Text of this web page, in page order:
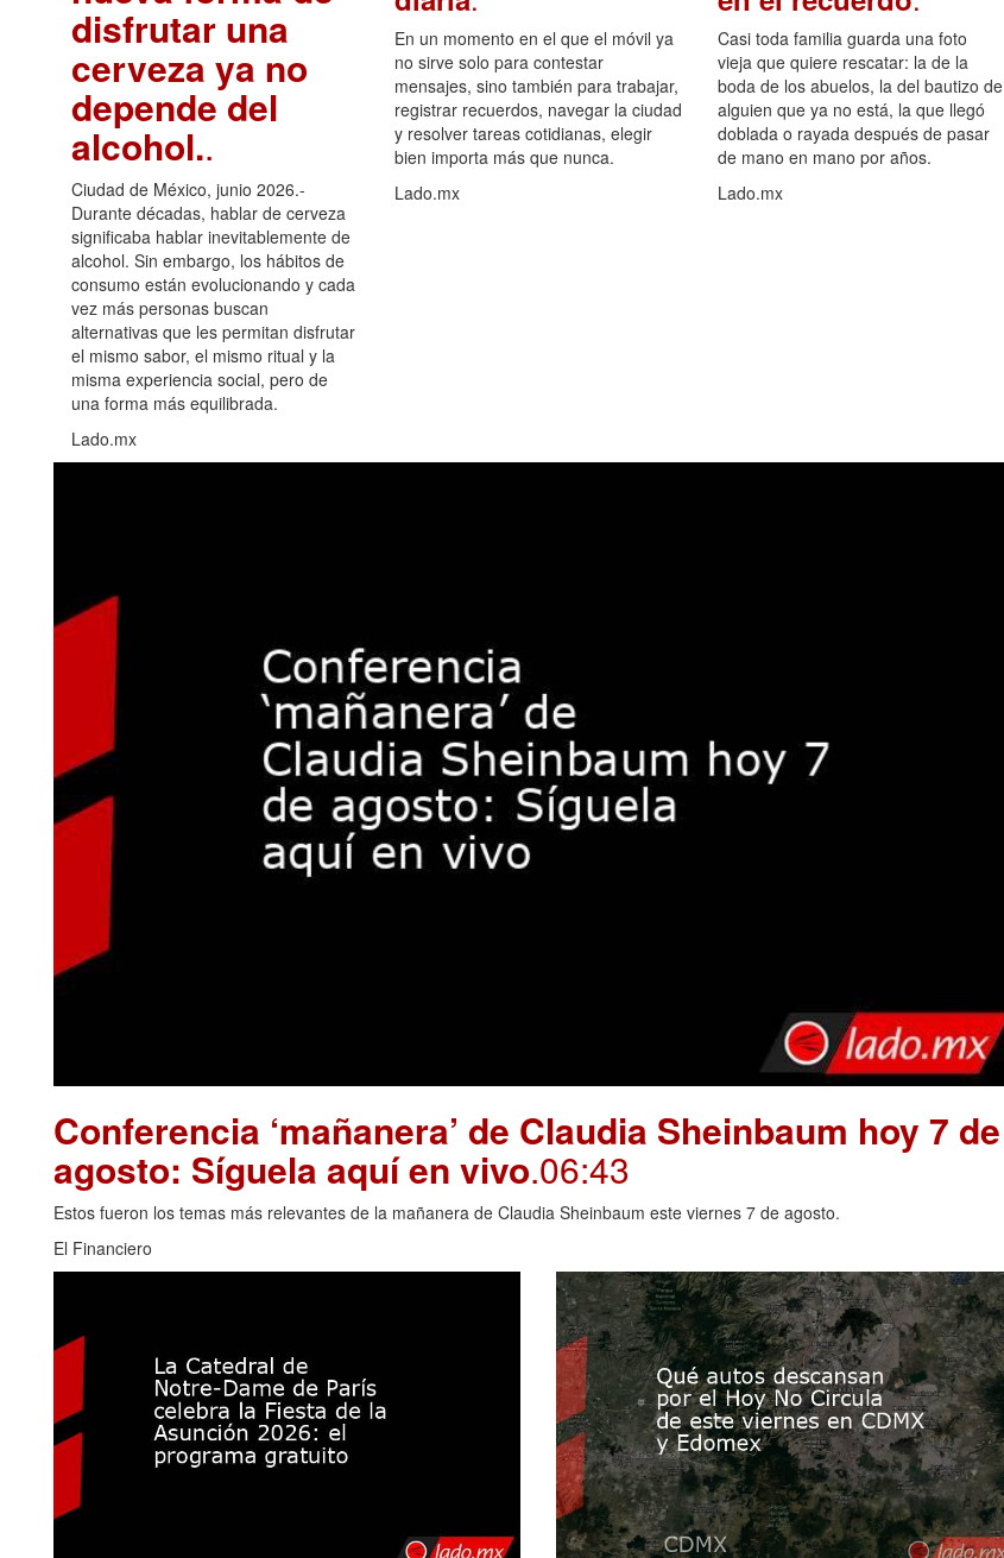
disfrutar una
cerveza ya no
depende del
alcohol..
Ciudad de México, junio 2026.-
Durante décadas, hablar de cerveza
significaba hablar inevitablemente de
alcohol. Sin embargo, los hábitos de
consumo están evolucionando y cada
vez más personas buscan
alternativas que les permitan disfrutar
el mismo sabor, el mismo ritual y la
misma experiencia social, pero de
una forma más equilibrada.
Lado.mx
En un momento en el que el móvil ya
no sirve solo para contestar
mensajes, sino también para trabajar,
registrar recuerdos, navegar la ciudad
y resolver tareas cotidianas, elegir
bien importa más que nunca.
Lado.mx
Casi toda familia guarda una foto
vieja que quiere rescatar: la de la
boda de los abuelos, la del bautizo de
alguien que ya no está, la que llegó
doblada o rayada después de pasar
de mano en mano por años.
Lado.mx
Conferencia ‘mañanera’ de Claudia Sheinbaum hoy 7 de
agosto: Síguela aquí en vivo.06:43
Estos fueron los temas más relevantes de la mañanera de Claudia Sheinbaum este viernes 7 de agosto.
El Financiero